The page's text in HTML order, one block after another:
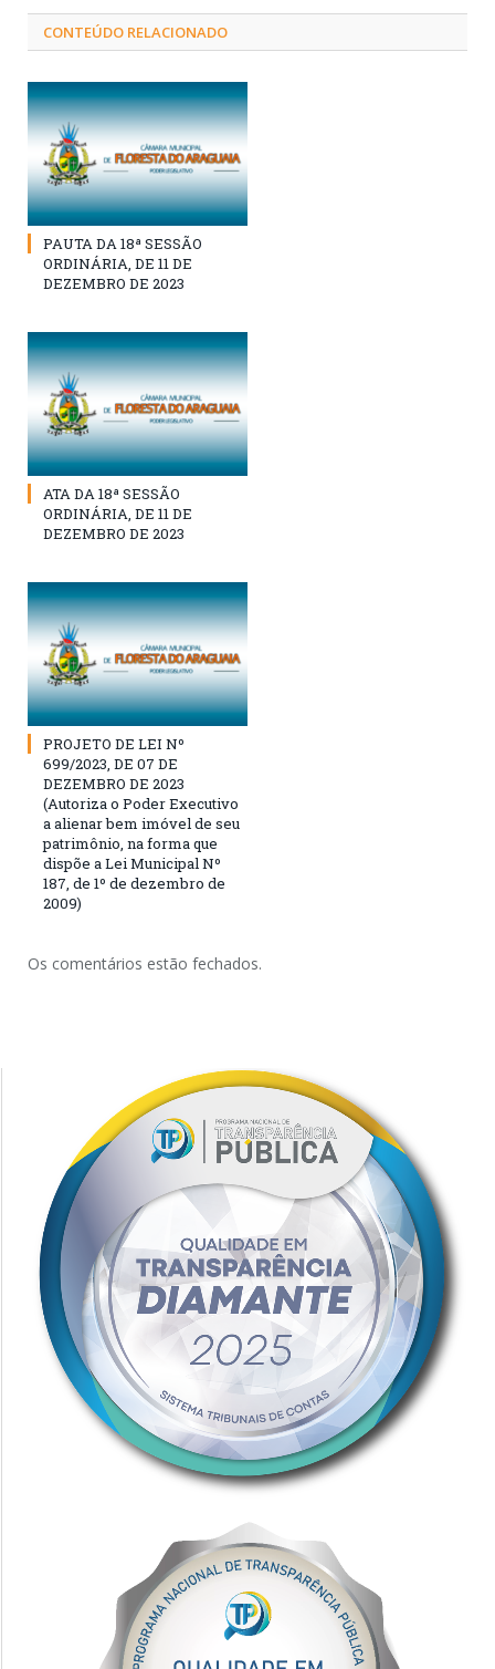
CONTEÚDO RELACIONADO
PAUTA DA 18ª SESSÃO
ORDINÁRIA, DE 11 DE
DEZEMBRO DE 2023
ATA DA 18ª SESSÃO
ORDINÁRIA, DE 11 DE
DEZEMBRO DE 2023
PROJETO DE LEI Nº
699/2023, DE 07 DE
DEZEMBRO DE 2023
(Autoriza o Poder Executivo
a alienar bem imóvel de seu
patrimônio, na forma que
dispõe a Lei Municipal Nº
187, de 1º de dezembro de
2009)
Os comentários estão fechados.